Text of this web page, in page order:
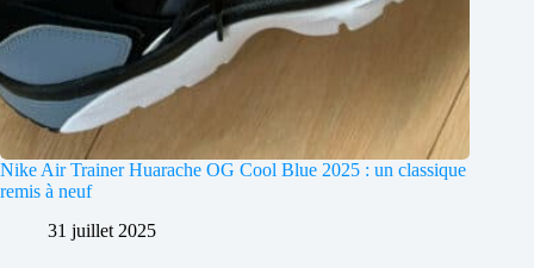
Nike Air Trainer Huarache OG Cool Blue 2025 : un classique
remis à neuf
31 juillet 2025